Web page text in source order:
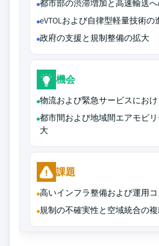
都市部の渋滞増加と高速輸送
eVTOLおよび自律型軽量技術の
政府の支援と規制整備の拡大
機会
物流および緊急サービスにお
都市間および地域間エアモビ
大
課題
高いインフラ整備および運用コ
規制の不確実性と空域統合の複